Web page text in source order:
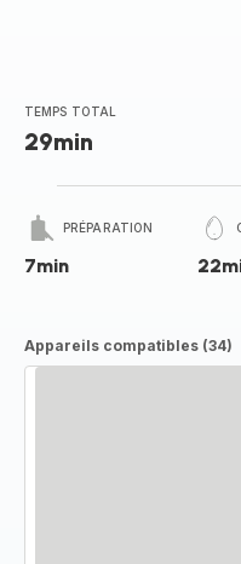
TEMPS TOTAL
29min
PRÉPARATION
7min
Appareils compatibles (34)